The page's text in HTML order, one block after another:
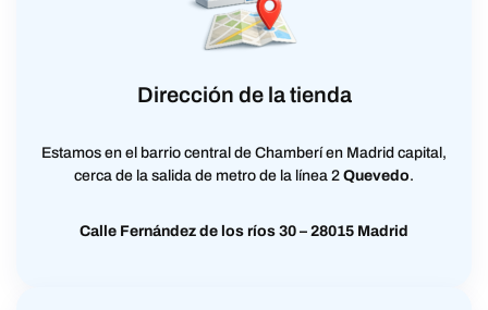
Dirección de la tienda
Estamos en el barrio central de Chamberí en Madrid capital,
cerca de la salida de metro de la línea 2 Quevedo.
Calle Fernández de los ríos 30 – 28015 Madrid